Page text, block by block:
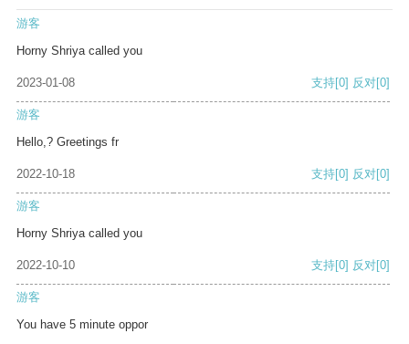
游客
Horny Shriya called you
2023-01-08 支持[0] 反对[0]
游客
Hello,? Greetings fr
2022-10-18 支持[0] 反对[0]
游客
Horny Shriya called you
2022-10-10 支持[0] 反对[0]
游客
You have 5 minute oppor